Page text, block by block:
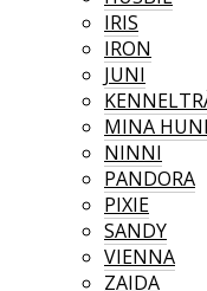
IRIS
IRON
JUNI
MINA
NINNI
PANDORA
PIXIE
SANDY
VIENNA
ZAIDA